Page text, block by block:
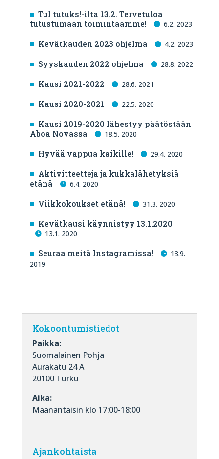
Tul tutuks!-ilta 13.2. Tervetuloa
tutustumaan toimintaamme!
6.2. 2023
Kevätkauden 2023 ohjelma 4.2. 2023
Syyskauden 2022 ohjelma 28.8. 2022
Kausi 2021-2022 28.6. 2021
Kausi 2020-2021 22.5. 2020
Kausi 2019-2020 lähestyy päätöstään
Aboa Novassa
18.5. 2020
Hyvää vappua kaikille! 29.4. 2020
Aktivitteetteja ja kukkalähetyksiä
etänä
6.4. 2020
Viikkokoukset etänä! 31.3. 2020
Kevätkausi käynnistyy 13.1.2020
13.1. 2020
Seuraa meitä Instagramissa!
13.9.
2019
Kokoontumistiedot
Paikka:
Suomalainen Pohja
Aurakatu 24 A
20100 Turku
Aika:
Maanantaisin klo 17:00-18:00
Ajankohtaista